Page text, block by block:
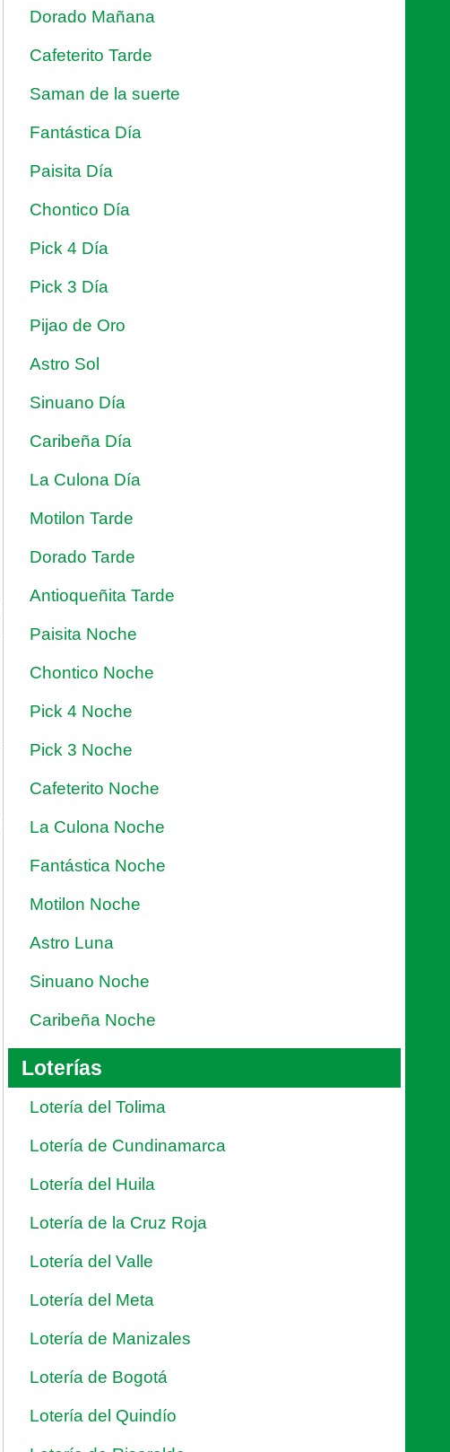
Dorado Mañana
Cafeterito Tarde
Saman de la suerte
Fantástica Día
Paisita Día
Chontico Día
Pick 4 Día
Pick 3 Día
Pijao de Oro
Astro Sol
Sinuano Día
Caribeña Día
La Culona Día
Motilon Tarde
Dorado Tarde
Antioqueñita Tarde
Paisita Noche
Chontico Noche
Pick 4 Noche
Pick 3 Noche
Cafeterito Noche
La Culona Noche
Fantástica Noche
Motilon Noche
Astro Luna
Sinuano Noche
Caribeña Noche
Loterías
Lotería del Tolima
Lotería de Cundinamarca
Lotería del Huila
Lotería de la Cruz Roja
Lotería del Valle
Lotería del Meta
Lotería de Manizales
Lotería de Bogotá
Lotería del Quindío